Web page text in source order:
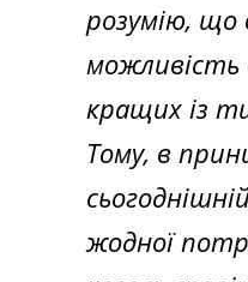
розумію,
кращих із
Тому, в
жодної